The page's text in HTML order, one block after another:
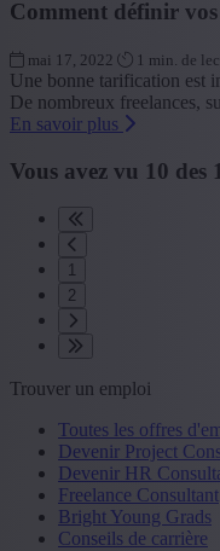
Comment définir
mai 17, 2022 1 min. de
Une bonne tarification est
De nombreux freelances,
En savoir plus
Vous avez vu 10 des
1
2
Trouver un emploi
Toutes les offres
Devenir Project
Devenir HR
Freelance Consultant
Bright Young Grads
Conseils de carrière